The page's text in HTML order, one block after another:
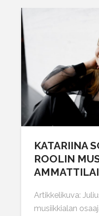
KATARIINA
ROOLIN
Artikkelikuva:
musiikkialan